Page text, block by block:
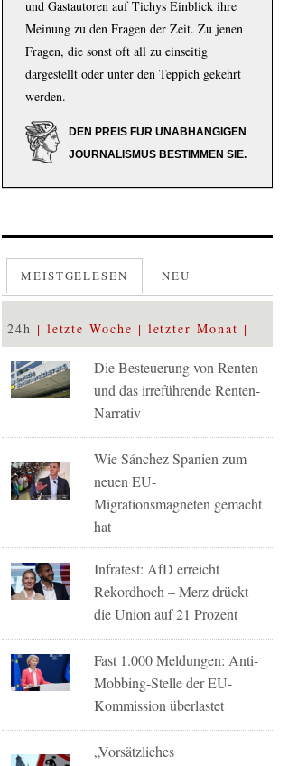
und Gastautoren auf Tichys Einblick ihre
Meinung zu den Fragen der Zeit. Zu jenen
Fragen, die sonst oft all zu einseitig
dargestellt oder unter den Teppich gekehrt
werden.
DEN PREIS FÜR UNABHÄNGIGEN
JOURNALISMUS BESTIMMEN SIE.
MEISTGELESEN NEU
24h letzte Woche letzter Monat
Die Besteuerung von Renten
und das irreführende Renten-
Narrativ
Wie Sánchez Spanien zum
neuen EU-
Migrationsmagneten gemacht
hat
Infratest: AfD erreicht
Rekordhoch – Merz drückt
die Union auf 21 Prozent
Fast 1.000 Meldungen: Anti-
Mobbing-Stelle der EU-
Kommission überlastet
„Vorsätzliches